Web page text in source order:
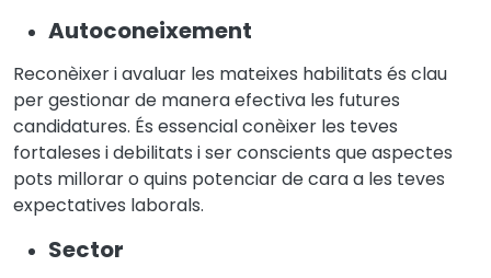
Autoconeixement
Reconèixer i avaluar les mateixes habilitats és clau
per gestionar de manera efectiva les futures
candidatures. És essencial conèixer les teves
fortaleses i debilitats i ser conscients que aspectes
pots millorar o quins potenciar de cara a les teves
expectatives laborals.
Sector